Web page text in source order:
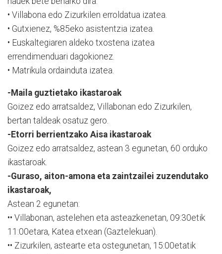
• Villabona edo Zizurkilen erroldatua izatea.
• Gutxienez, %85eko asistentzia izatea.
• Euskaltegiaren aldeko txostena izatea
errendimenduari dagokionez.
• Matrikula ordainduta izatea.
-Maila guztietako ikastaroak
Goizez edo arratsaldez, Villabonan edo Zizurkilen,
bertan taldeak osatuz gero.
-Etorri berrientzako Aisa ikastaroak
Goizez edo arratsaldez, astean 3 egunetan, 60 orduko
ikastaroak.
-Guraso, aiton-amona eta zaintzailei zuzendutako
ikastaroak,
Astean 2 egunetan:
•• Villabonan, astelehen eta asteazkenetan, 09:30etik
11:00etara, Katea etxean (Gaztelekuan).
•• Zizurkilen, astearte eta ostegunetan, 15:00etatik